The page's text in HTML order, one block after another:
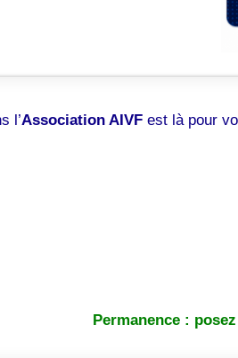
l’Association AIVF est là pour
Permanence :